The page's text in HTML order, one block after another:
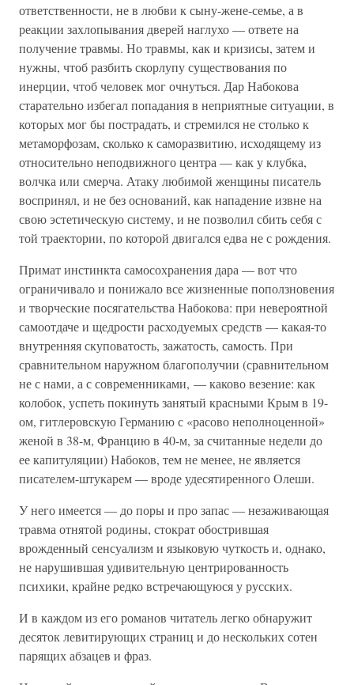
ответственности, не в любви к сыну-жене-семье, а в
реакции захлопывания дверей наглухо — ответе на
получение травмы. Но травмы, как и кризисы, затем и
нужны, чтоб разбить скорлупу существования по
инерции, чтоб человек мог очнуться. Дар Набокова
старательно избегал попадания в неприятные ситуации, в
которых мог бы пострадать, и стремился не столько к
метаморфозам, сколько к саморазвитию, исходящему из
относительно неподвижного центра — как у клубка,
волчка или смерча. Атаку любимой женщины писатель
воспринял, и не без оснований, как нападение извне на
свою эстетическую систему, и не позволил сбить себя с
той траектории, по которой двигался едва не с рождения.
Примат инстинкта самосохранения дара — вот что
ограничивало и понижало все жизненные поползновения
и творческие посягательства Набокова: при невероятной
самоотдаче и щедрости расходуемых средств — какая-то
внутренняя скуповатость, зажатость, самость. При
сравнительном наружном благополучии (сравнительном
не с нами, а с современниками, — каково везение: как
колобок, успеть покинуть занятый красными Крым в 19-
ом, гитлеровскую Германию с «расово неполноценной»
женой в 38-м, Францию в 40-м, за считанные недели до
ее капитуляции) Набоков, тем не менее, не является
писателем-штукарем — вроде удесятиренного Олеши.
У него имеется — до поры и про запас — незаживающая
травма отнятой родины, стократ обострившая
врожденный сенсуализм и языковую чуткость и, однако,
не нарушившая удивительную центрированность
психики, крайне редко встречающуюся у русских.
И в каждом из его романов читатель легко обнаружит
десяток левитирующих страниц и до нескольких сотен
парящих абзацев и фраз.